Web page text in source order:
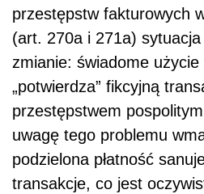
przestępstw fakturowych
(art. 270a i 271a) sytuacja
zmianie: świadome
„potwierdza” fikcyjną
przestępstwem
uwagę tego problemu
podzielona płatność
transakcje, co jest